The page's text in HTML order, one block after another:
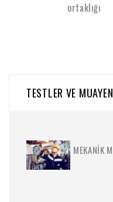
ortaklığı
TESTLER VE
MEKANIK